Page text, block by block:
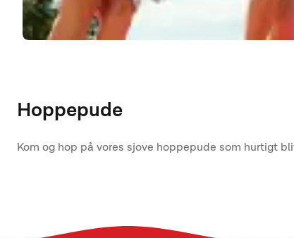
Hoppepude
Kom og hop på vores sjove hoppepude som hurtigt